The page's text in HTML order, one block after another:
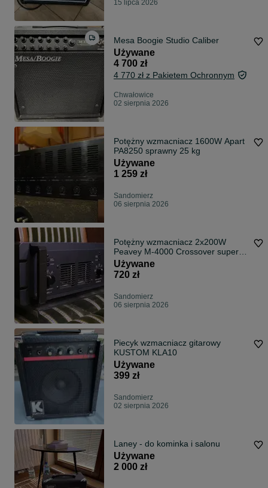
15 lipca 2026
Mesa Boogie Studio Caliber
Używane
4 700 zł
4 770 zł z Pakietem Ochronnym
Chwałowice
02 sierpnia 2026
Potężny wzmacniacz 1600W Apart
PA8250 sprawny 25 kg
Używane
1 259 zł
Sandomierz
06 sierpnia 2026
Potężny wzmacniacz 2x200W
Peavey M-4000 Crossover super
dźwięk Sprawny
Używane
720 zł
Sandomierz
06 sierpnia 2026
Piecyk wzmacniacz gitarowy
KUSTOM KLA10
Używane
399 zł
Sandomierz
02 sierpnia 2026
Laney - do kominka i salonu
Używane
2 000 zł